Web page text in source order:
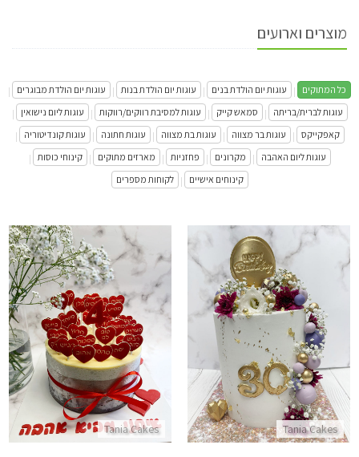
מוצרים וארועים
כל המתוקים | עוגות יום הולדת בנים | עוגות יום הולדת בנות | עוגות יום הולדת מבוגרים
|
עוגות לברית/בריתה
| סמאש קייק | עוגות למסיבת רווקים/רווקות | עוגות ליום נישואין
|
קאפקייקס | עוגות בר מצווה | עוגות בת מצווה | עוגות חתונה | עוגות קונדיטוריה
|
עוגות ליום האהבה
| מקרונים | פחזניות | מארזים מתוקים | קינוחי כוסות |
קינוחים אישיים
| לקוחות מספרים
Tania Cakes
עוגת כל הסיבות לאהוב אותך
התקשר/י
Tania Cakes
עוגת פינוקים
התקשר/י